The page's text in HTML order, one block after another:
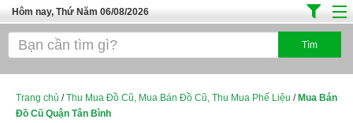
Hôm nay, Thứ Năm 06/08/2026
Trang chủ
Tuyển Sinh Đào Tạo
Trang chủ /Thu Mua Đồ Cũ, Mua Bán Đồ Cũ, Thu Mua Phế Liệu / Mua Bán
Đồ Cũ Quận Tân Bình